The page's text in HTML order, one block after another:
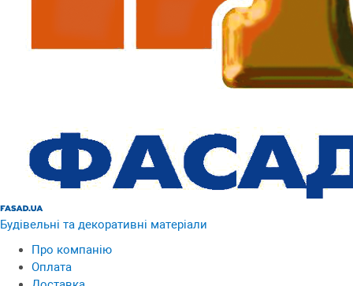
Будівельні та декоративні матеріали
Про компанію
Оплата